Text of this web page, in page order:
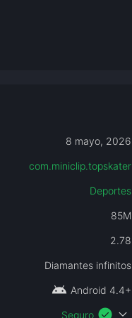
8 mayo, 2026
com.miniclip.topskater
Deportes
85M
2.78
Diamantes infinitos
android Android 4.4+
Seguro